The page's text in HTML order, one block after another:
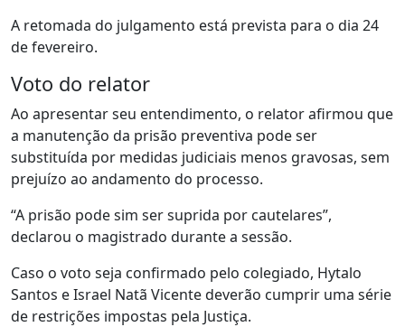
A retomada do julgamento está prevista para o dia 24
de fevereiro.
Voto do relator
Ao apresentar seu entendimento, o relator afirmou que
a manutenção da prisão preventiva pode ser
substituída por medidas judiciais menos gravosas, sem
prejuízo ao andamento do processo.
“A prisão pode sim ser suprida por cautelares”,
declarou o magistrado durante a sessão.
Caso o voto seja confirmado pelo colegiado, Hytalo
Santos e Israel Natã Vicente deverão cumprir uma série
de restrições impostas pela Justiça.